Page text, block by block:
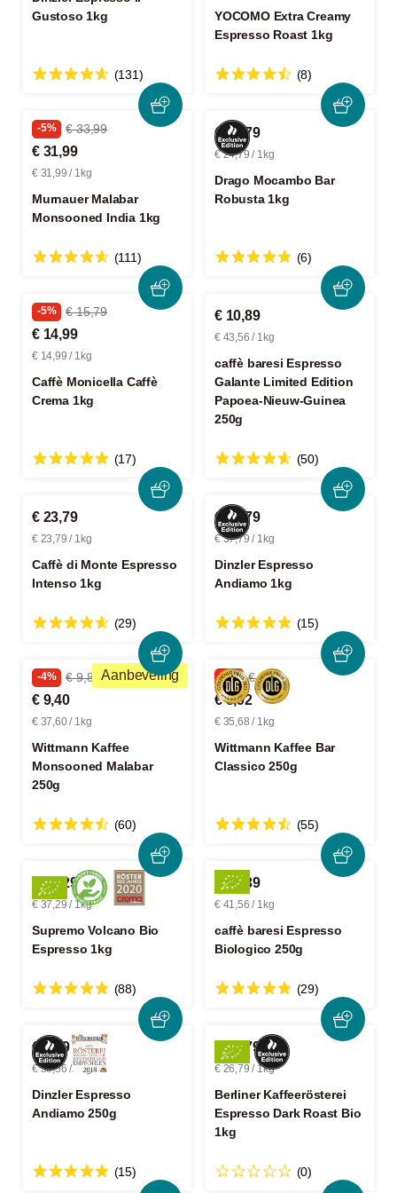
Gustoso 1kg
(131)
YOCOMO Extra Creamy
Espresso Roast 1kg
(8)
-5% € 33,99
€ 31,99
€ 31,99 / 1kg
Murnauer Malabar
Monsooned India 1kg
(111)
€ 24,79
€ 24,79 / 1kg
Drago Mocambo Bar
Robusta 1kg
(6)
-5% € 15,79
€ 14,99
€ 14,99 / 1kg
Caffè Monicella Caffè
Crema 1kg
(17)
€ 10,89
€ 43,56 / 1kg
caffè baresi Espresso
Galante Limited Edition
Papoea-Nieuw-Guinea
250g
(50)
€ 23,79
€ 23,79 / 1kg
Caffè di Monte Espresso
Intenso 1kg
(29)
€ 37,79
€ 37,79 / 1kg
Dinzler Espresso
Andiamo 1kg
(15)
Aanbeveling
-4% € 9,89
€ 9,40
€ 37,60 / 1kg
Wittmann Kaffee
Monsooned Malabar
250g
(60)
-5% € 9,39
€ 8,92
€ 35,68 / 1kg
Wittmann Kaffee Bar
Classico 250g
(55)
€ 37,29
€ 37,29 / 1kg
Supremo Volcano Bio
Espresso 1kg
(88)
€ 10,39
€ 41,56 / 1kg
caffè baresi Espresso
Biologico 250g
(29)
€ 9,89
€ 39,56 / 1kg
Dinzler Espresso
Andiamo 250g
(15)
€ 26,79
€ 26,79 / 1kg
Berliner Kaffeerösterei
Espresso Dark Roast Bio
1kg
(0)